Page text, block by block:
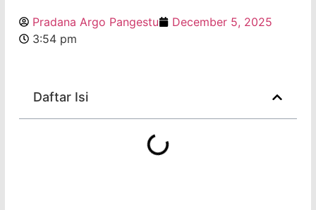
Pradana Argo Pangestu
December 5, 2025
3:54 pm
Daftar Isi